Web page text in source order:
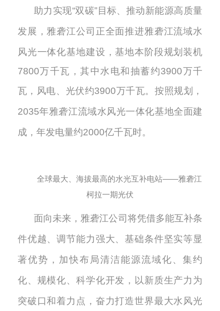
助力实现“双碳”目标、推动新能源高质量
发展，雅砻江公司正全面推进雅砻江流域水
风光一体化基地建设，基地本阶段规划装机
7800万千瓦 ，其中水电和抽蓄约3900万千
瓦，风电、光伏约3900万千瓦。按照规划，
2035年雅砻江流域水风光一体化基地全面建
成，年发电量约2000亿千瓦时。
全球最大、海拔最高的水光互补电站——雅砻江
柯拉一期光伏
面向未来，雅砻江公司将凭借多能互补条
件优越、调节能力强大、基础条件坚实等显
著优势，加快布局清洁能源流域化、集约
化、规模化、科学化开发，以新质生产力为
突破口和着力点，奋力打造世界最大水风光